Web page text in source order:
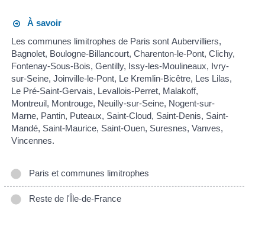
À savoir
Les communes limitrophes de Paris sont Aubervilliers,
Bagnolet, Boulogne-Billancourt, Charenton-le-Pont, Clichy,
Fontenay-Sous-Bois, Gentilly, Issy-les-Moulineaux, Ivry-
sur-Seine, Joinville-le-Pont, Le Kremlin-Bicêtre, Les Lilas,
Le Pré-Saint-Gervais, Levallois-Perret, Malakoff,
Montreuil, Montrouge, Neuilly-sur-Seine, Nogent-sur-
Marne, Pantin, Puteaux, Saint-Cloud, Saint-Denis, Saint-
Mandé, Saint-Maurice, Saint-Ouen, Suresnes, Vanves,
Vincennes.
Paris et communes limitrophes
Reste de l'Île-de-France